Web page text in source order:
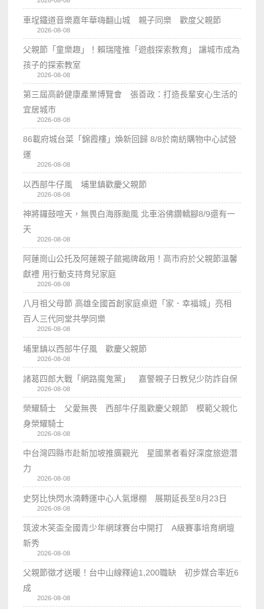
車埕鐵道音樂嘉年華嗨翻山城 親子同樂 歡度父親節
2026-08-08
父親節「童樂趣」！賴瑞隆推「遊戲探索教育」 讓城市成為
孩子的探索教室
2026-08-08
第三屆高齡健康產業博覽會 張善政：打造長輩安心生活的
宜居城市
2026-08-08
86載府城台菜「錦霞樓」煥新回歸 8/8於南紡購物中心試營
運
2026-08-08
以西部牛仔風 埔里鎮歡慶父親節
2026-08-08
神將鑼鼓喧天，無畏白海豚颱風 北車浴佛鑽轎腳8/9還有一
天
2026-08-08
阿蓮崗山公托及阿蓮親子館揭牌啟用！高市府於父親節溫馨
獻禮 用行動支持育兒家庭
2026-08-08
八月祖父母節 高雄全國首創家庭桌遊「家．幸福城」亮相
百人三代同堂共學同樂
2026-08-08
埔里鎮以西部牛仔風 歡慶父親節
2026-08-08
諸葛四郎大戰「網路魔鬼黨」 嘉警親子日教兒少防詐自保
2026-08-08
榮耀騎士 父愛無畏 西部牛仔風歡慶父親節 模範父親化
身榮耀騎士
2026-08-08
中台灣四縣市赴新加坡推廣觀光 星國業者看好深度旅遊潛
力
2026-08-08
史努比快閃水湳轉運中心人氣爆棚 展期延長至8月23日
2026-08-08
筑波木笑盃全國青少年網球賽台中開打 A級賽事培育網壇
新秀
2026-08-08
父親節徵才送暖！台中山線釋逾1,200職缺 初步媒合率近6
成
2026-08-08